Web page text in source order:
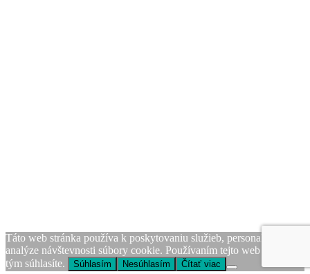
Táto web stránka používa k poskytovaniu služieb, personalizácii, a
analýze návštevnosti súbory cookie. Používaním tejto web stránky s
tým súhlasíte.
Súhlasím Nesúhlasím Čítať viac